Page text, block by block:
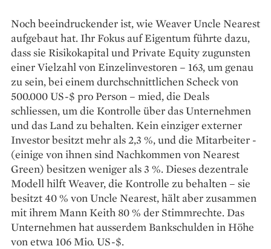
Noch beeindruckender ist, wie Weaver Uncle Nearest
aufgebaut hat. Ihr Fokus auf Eigentum führte dazu,
dass sie Risikokapital und Private Equity zugunsten
einer Vielzahl von Einzelinvestoren – 163, um genau
zu sein, bei ­einem durchschnittlichen Scheck von
500.000 US-$ pro Person – mied, die Deals
schliessen, um die Kontrolle über das Unter­nehmen
und das Land zu behalten. Kein einziger externer
Investor ­besitzt mehr als 2,3 %, und die Mitarbeiter ­
(einige von ihnen sind Nachkommen von Nearest
Green) besitzen weniger als 3 %. Dieses dezentrale
Modell hilft Weaver, die Kontrolle zu behalten – sie
besitzt 40 % von Uncle Nearest, hält aber zusammen
mit ihrem Mann Keith 80 % der Stimmrechte. Das
Unternehmen hat ausserdem Bankschulden in Höhe
von etwa 106 Mio. US-$.